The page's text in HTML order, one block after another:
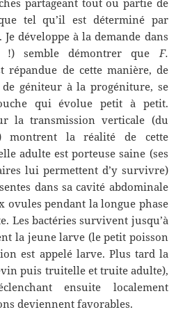
tel qu’il est déterminé par
Je développe à la demande dans
!) semble démontrer que F.
répandue de cette manière, de
géniteur à la progéniture, se
qui évolue petit à petit.
la transmission verticale (du
montrent la réalité de cette
adulte est porteuse saine (ses
lui permettent d’y survivre)
dans sa cavité abdominale
ovules pendant la longue phase
Les bactéries survivent jusqu’à
la jeune larve (le petit poisson
est appelé larve. Plus tard la
puis truitelle et truite adulte),
ensuite localement
deviennent favorables.